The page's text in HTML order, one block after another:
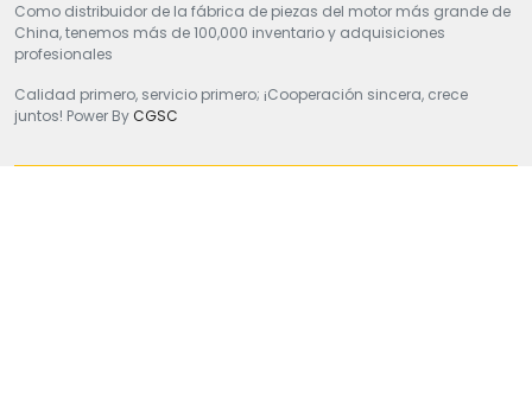
Como distribuidor de la fábrica de piezas del motor más grande de
China, tenemos más de 100,000 inventario y adquisiciones
profesionales
Calidad primero, servicio primero; ¡Cooperación sincera, crece
juntos! Power ByCGSC